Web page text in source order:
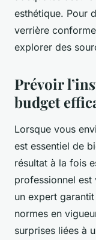
esthétique. Pour
verrière
explorer des
Prévoir
budget
Lorsque vous
est essentiel de
résultat à la fois
professionnel est
un expert
normes en
surprises liées à